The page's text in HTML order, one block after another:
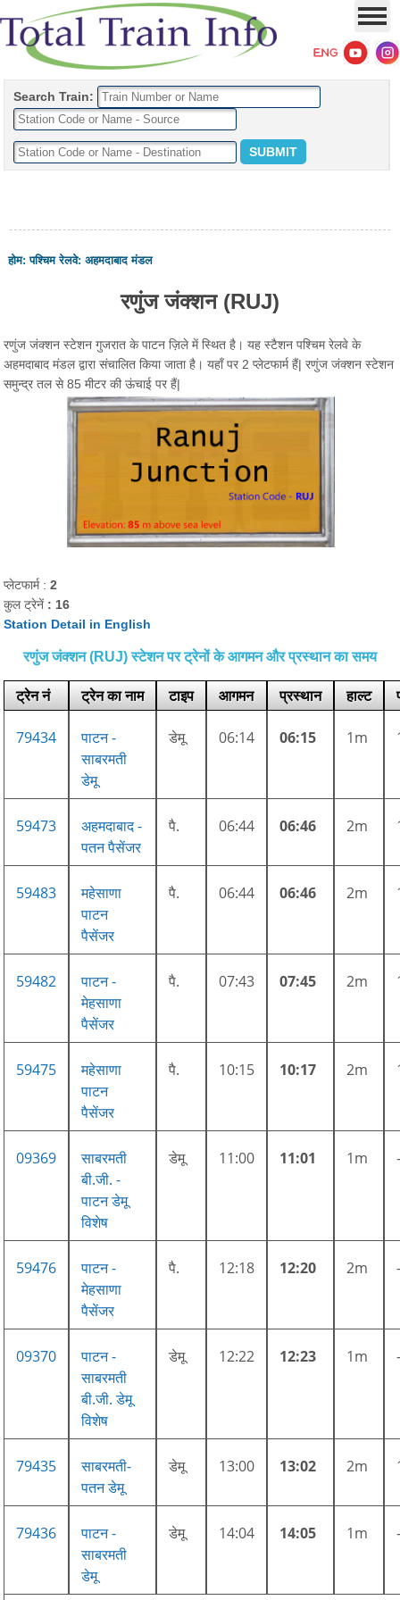
Search Train:
होम:पश्चिम रेलवे:अहमदाबाद मंडल
रणुंज जंक्शन (RUJ)
रणुंज जंक्शन स्टेशन गुजरात के पाटन ज़िले में स्थित है। यह स्टैशन पश्चिम रेलवे के
अहमदाबाद मंडल द्वारा संचालित किया जाता है। यहाँ पर 2 प्लेटफार्म हैं| रणुंज जंक्शन स्टेशन
समुन्द्र तल से 85 मीटर की ऊंचाई पर हैं|
प्लेटफार्म :2
कुल ट्रेनें : 16
Station Detail in English
रणुंज जंक्शन (RUJ) स्टेशन पर ट्रेनों के आगमन और प्रस्थान का समय
ट्रेन नं ट्रेन का नाम टाइप आगमन प्रस्थान हाल्ट
79434
पाटन -
साबरमती
डेमू
डेमू 06:14 06:15 1m
59473
अहमदाबाद -
पतन पैसेंजर
पै. 06:44 06:46 2m
59483
महेसाणा
पाटन
पैसेंजर
पै. 06:44 06:46 2m
59482
पाटन -
मेहसाणा
पैसेंजर
पै. 07:43 07:45 2m
59475
महेसाणा
पाटन
पैसेंजर
पै. 10:15 10:17 2m
09369
साबरमती
बी.जी. -
पाटन डेमू
विशेष
डेमू 11:00 11:01 1m
59476
पाटन -
मेहसाणा
पैसेंजर
पै. 12:18 12:20 2m
09370
पाटन -
साबरमती
बी.जी. डेमू
विशेष
डेमू 12:22 12:23 1m
79435
साबरमती-
पतन डेमू
डेमू 13:00 13:02 2m
79436
पाटन -
साबरमती
डेमू
डेमू 14:04 14:05 1m